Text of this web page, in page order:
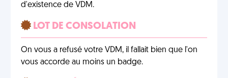
d'existence de VDM.
LOT DE CONSOLATION
On vous a refusé votre VDM, il fallait bien que l'on
vous accorde au moins un badge.